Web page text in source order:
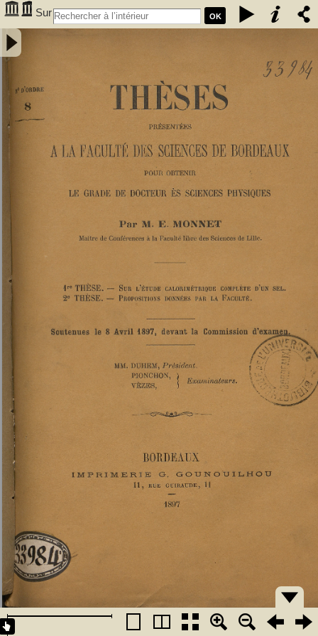
OK
Sur
l'étude calorimétrique complète d'un sel - Monnet, Eugène